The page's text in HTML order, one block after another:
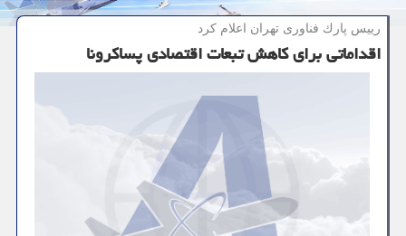
رییس پارك فناوری تهران اعلام كرد
اقداماتی برای كاهش تبعات اقتصادی پساكرونا